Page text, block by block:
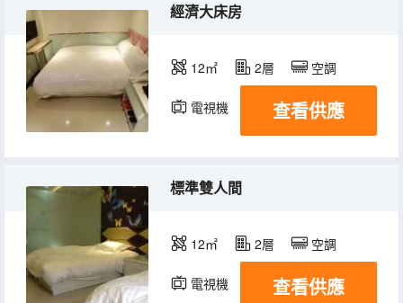
經濟大床房
12㎡ 2層 空調
電視機 查看供應
標準雙人間
12㎡ 2層 空調
電視機 查看供應